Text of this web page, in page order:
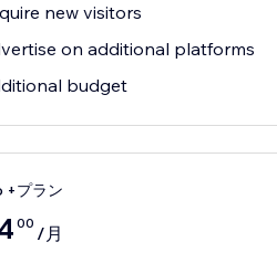
new visitors
on additional platforms
budget
プラン
00 /月